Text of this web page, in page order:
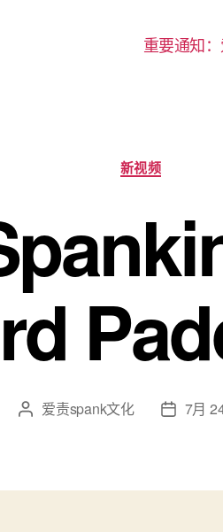
重要通知
分
类
新视频
文 爱责spank文化
发 7月